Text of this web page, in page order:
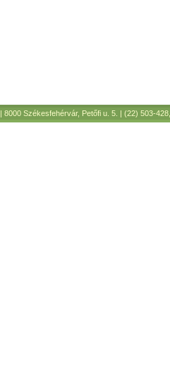
| 8000 Székesfehérvár, Petőfi u. 5. | (22) 503-